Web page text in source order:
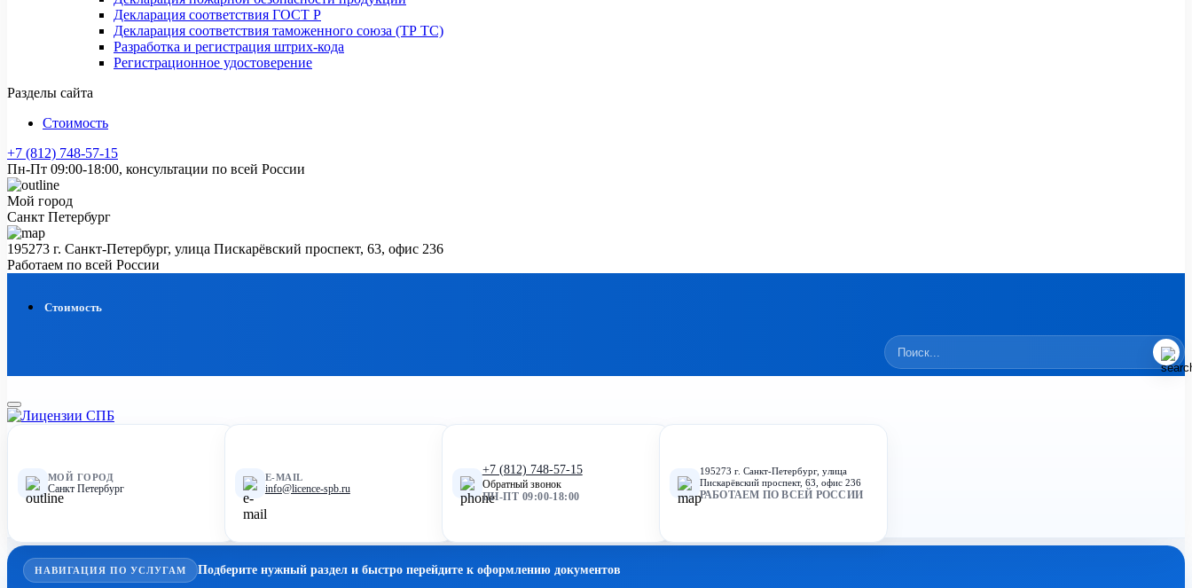
Декларация соответствия ГОСТ Р
Декларация соответствия таможенного союза (ТР ТС)
Разработка и регистрация штрих-кода
Регистрационное удостоверение
Разделы сайта
Стоимость
+7 (812) 748-57-15
Пн-Пт 09:00-18:00, консультации по всей России
Мой город
Санкт Петербург
195273 г. Санкт-Петербург, улица Пискарёвский проспект, 63, офис 236
Работаем по всей России
Стоимость
МОЙ ГОРОД
Санкт Петербург
E-MAIL
info@licence-spb.ru
+7 (812) 748-57-15
Обратный звонок
ПН-ПТ 09:00-18:00
195273 г. Санкт-Петербург, улица
Пискарёвский проспект, 63, офис 236
РАБОТАЕМ ПО ВСЕЙ РОССИИ
НАВИГАЦИЯ ПО УСЛУГАМ Подберите нужный раздел и быстро перейдите к оформлению документов